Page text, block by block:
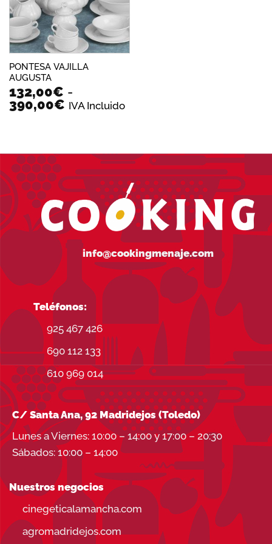
PONTESA VAJILLA
AUGUSTA
132,00€ -
390,00€Rango
132,00€
hasta
390,00€
IVA Incluido
info@cookingmenaje.com
Teléfonos:
925 467 426
690 112 133
610 969 014
C/ Santa Ana, 92 Madridejos (Toledo)
Lunes a Viernes: 10:00 – 14:00 y 17:00 – 20:30
Sábados: 10:00 – 14:00
Nuestros negocios
cinegeticalamancha.com
agromadridejos.com